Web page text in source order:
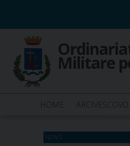
content
Militare
HOME ARCIVESCOVO
NEWS